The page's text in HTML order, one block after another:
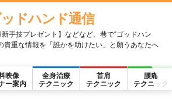
ドハンド通信
新手技プレゼント】などなど、巷で“ゴッドハン
貴重な情報を「誰かを助けたい」と願うあなたへ
映像
ー案内
全身治療
テクニック
首肩
テクニック
腰痛
テクニック